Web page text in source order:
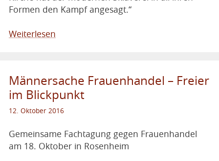
Formen den Kampf angesagt.“
Weiterlesen
Männersache Frauenhandel – Freier
im Blickpunkt
12. Oktober 2016
Gemeinsame Fachtagung gegen Frauenhandel
am 18. Oktober in Rosenheim